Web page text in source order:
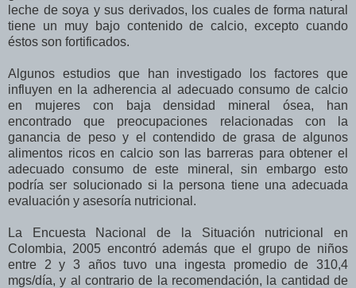
leche de soya y sus derivados, los cuales de forma natural
tiene un muy bajo contenido de calcio, excepto cuando
éstos son fortificados.
Algunos estudios que han investigado los factores que
influyen en la adherencia al adecuado consumo de calcio
en mujeres con baja densidad mineral ósea, han
encontrado que preocupaciones relacionadas con la
ganancia de peso y el contendido de grasa de algunos
alimentos ricos en calcio son las barreras para obtener el
adecuado consumo de este mineral, sin embargo esto
podría ser solucionado si la persona tiene una adecuada
evaluación y asesoría nutricional.
La Encuesta Nacional de la Situación nutricional en
Colombia, 2005 encontró además que el grupo de niños
entre 2 y 3 años tuvo una ingesta promedio de 310,4
mgs/día, y al contrario de la recomendación, la cantidad de